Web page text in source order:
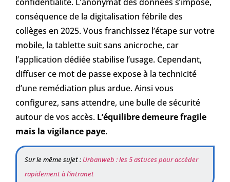
conséquence de la digitalisation fébrile des
collèges en 2025. Vous franchissez l’étape sur votre
mobile, la tablette suit sans anicroche, car
l’application dédiée stabilise l’usage. Cependant,
diffuser ce mot de passe expose à la technicité
d’une remédiation plus ardue. Ainsi vous
configurez, sans attendre, une bulle de sécurité
autour de vos accès. L’équilibre demeure fragile
mais la vigilance paye.
Sur le même sujet : Urbanweb : les 5 astuces pour accéder
rapidement à l’intranet